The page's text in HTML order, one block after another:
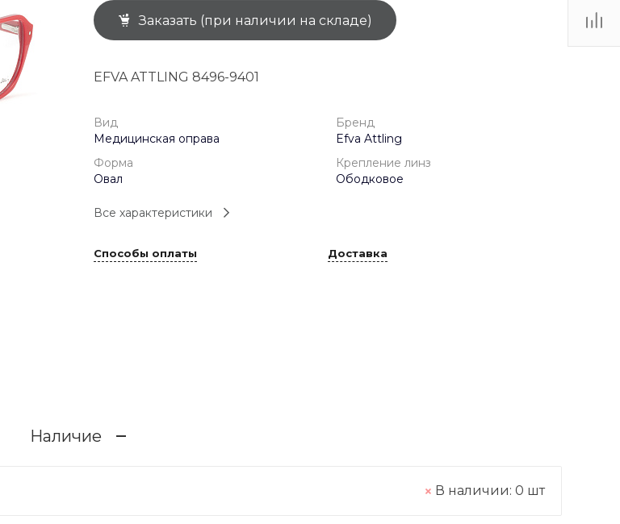
+7 (926) 092 4274
г. Королёв, пр-т
(0-9)
1 мая: 10:00-19:00
9 мая: 10:00-19:00
Заказать (при наличии на складе)
EFVA ATTLING 8496-9401
Вид
Медицинская оправа
Бренд
Efva Attling
Форма
Овал
Крепление линз
Ободковое
Все характеристики
Способы оплаты Доставка
Наличие
В наличии: 0 шт